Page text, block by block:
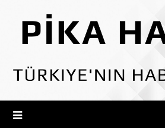
content